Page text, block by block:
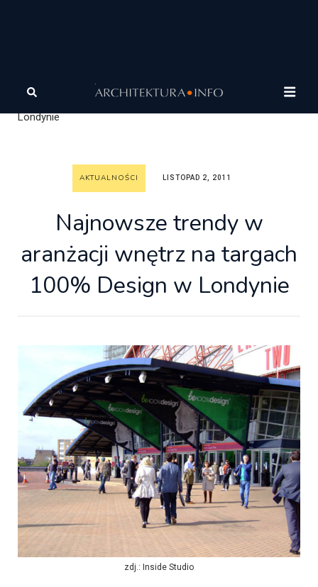
Wiadomości
trendy w aranżacji wnętrz na targach 100% Design w
Londynie
AKTUALNOŚCI LISTOPAD 2, 2011
Najnowsze trendy w
aranżacji wnętrz na targach
100% Design w Londynie
zdj.: Inside Studio